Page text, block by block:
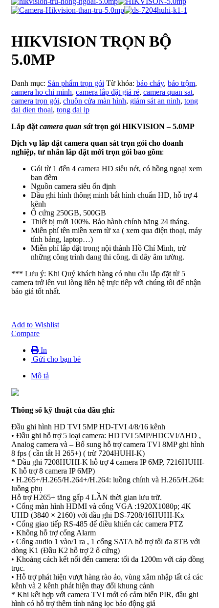
HIKVISION TRỌN BỘ
5.0MP
Danh mục: Sản phẩm trọn gói Từ khóa: báo cháy, báo trộm,
camera ho chi minh, camera lắp đặt giá rẻ, camera quan sat,
camera trọn gói, chuôn cửa màn hình, giám sát an ninh, tong
dai dien thoai, tong dai ip
Lắp đặt camera quan sáttrọn gói HIKVISION – 5.0MP
Dịch vụ lắp đặt camera quan sát trọn gói cho doanh
nghiệp, tư nhân lắp đặt mới trọn gói bao gồm:
Gói từ 1 đến 4 camera HD siêu nét, có hồng ngoại xem
ban đêm
Nguồn camera siêu ổn định
Đầu ghi hình thông minh bắt hình chuẩn HD, hỗ trợ 4
kênh
Ổ cứng 250GB, 500GB
Thiết bị mới 100%. Bảo hành chính hãng 24 tháng.
Miễn phí tên miền xem từ xa ( xem qua điện thoại, máy
tính bảng, laptop…)
Miễn phí lắp đặt trong nội thành Hồ Chí Minh, trừ
những công trình đang thi công, đi dây âm tường.
*** Lưu ý: Khi Quý khách hàng có nhu cầu lắp đặt từ 5
camera trở lên vui lòng liên hệ trực tiếp với chúng tôi để nhận
báo giá tốt nhất.
Add to Wishlist
Compare
In
Gửi cho bạn bè
Mô tả
Thông số kỹ thuật của đầu ghi:
Đầu ghi hình HD TVI 5MP HD-TVI 4/8/16 kênh
• Đầu ghi hỗ trợ 5 loại camera: HDTVI 5MP/HDCVI/AHD ,
Analog camera và – Bổ sung hỗ trợ camera TVI 8MP ghi hình
8 fps ( cần tắt H 265+) ( trừ 7204HUHI-K)
* Đầu ghi 7208HUHI-K hỗ trợ 4 camera IP 6MP, 7216HUHI-
K hỗ trợ 8 camera IP 6MP)
• H.265+/H.265/H.264+/H.264: luồng chính và H.265/H.264:
luồng phụ
Hỗ trợ H265+ tăng gấp 4 LẦN thời gian lưu trữ.
• Cổng màn hình HDMI và cổng VGA :1920X1080p; 4K
UHD (3840 × 2160) với đầu ghi DS-7208/16HUHI-Kx
• Cổng giao tiếp RS-485 để điều khiển các camera PTZ
• Không hỗ trợ cổng Alarm
• Cổng audio 1 vào/1 ra , 1 cổng SATA hỗ trợ tối đa 8TB với
dòng K1 (Đầu K2 hỗ trợ 2 ổ cứng)
• Khoảng cách kết nối đến camera: tối đa 1200m với cáp đồng
trục.
• Hỗ trợ phát hiện vượt hàng rào ảo, vùng xâm nhập tất cả các
kênh và 2 kênh phát hiện thay đổi khung cảnh
* Khi kết hợp với camera TVI mới có cảm biến PIR, đầu ghi
hình có hỗ trợ thêm tính năng lọc báo động giả